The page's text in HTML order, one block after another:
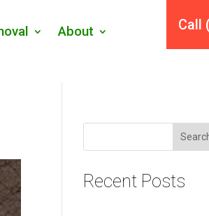
About Call
Recent Posts